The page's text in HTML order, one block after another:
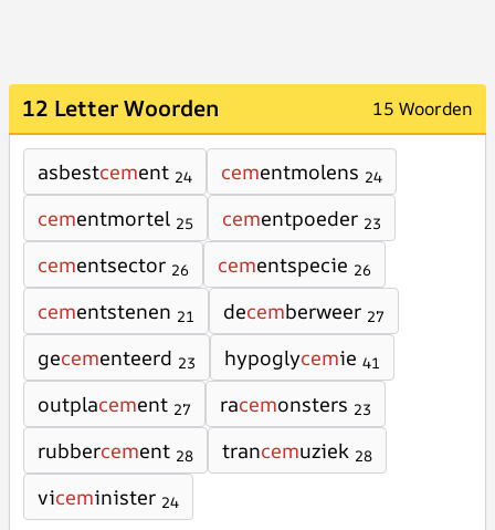
12 Letter Woorden 15 Woorden
asbestcement 24 cementmolens 24
cementmortel 25 cementpoeder 23
cementsector 26 cementspecie 26
cementstenen 21 decemberweer 27
gecementeerd 23 hypoglycemie 41
outplacement 27 racemonsters 23
rubbercement 28 trancemuziek 28
viceminister 24